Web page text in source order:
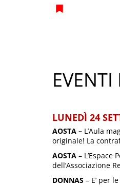
LUNEDÌ 24
AOSTA – L’Aula
originale! La
AOSTA –
dell’Associazione
DONNAS – E’ per